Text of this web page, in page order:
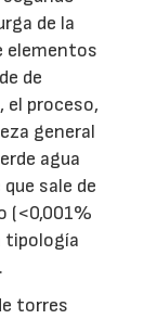
de la
elementos
de
el proceso,
general
agua
sale de
(<0,001%
tipología
torres